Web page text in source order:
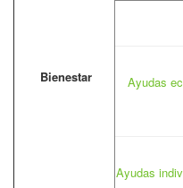
Bienestar
Ayudas
Ayudas